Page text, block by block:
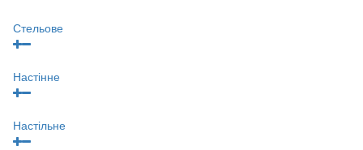
Стельове
Настінне
Настільне